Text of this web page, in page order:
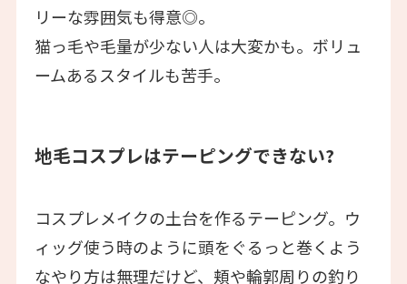
リーな雰囲気も得意◎。
猫っ毛や毛量が少ない人は大変かも。ボリュ
ームあるスタイルも苦手。
地毛コスプレはテーピングできない?
コスプレメイクの土台を作るテーピング。ウ
ィッグ使う時のように頭をぐるっと巻くよう
なやり方は無理だけど、頬や輪郭周りの釣り